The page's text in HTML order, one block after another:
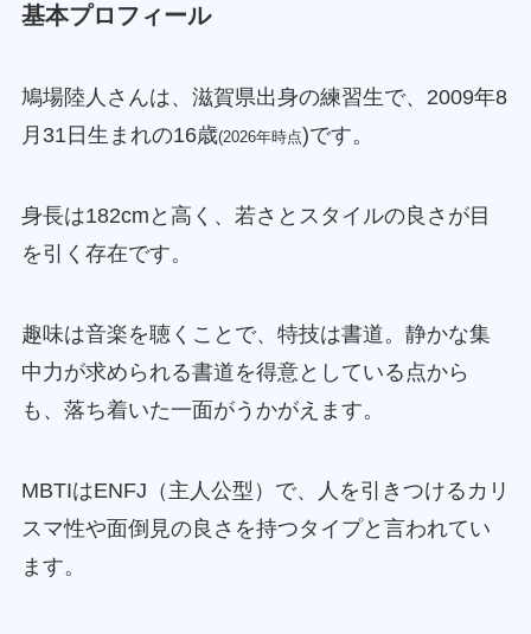
基本プロフィール
鳩場陸人さんは、滋賀県出身の練習生で、2009年8
月31日生まれの16歳(2026年時点)です。
身長は182cmと高く、若さとスタイルの良さが目
を引く存在です。
趣味は音楽を聴くことで、特技は書道。静かな集
中力が求められる書道を得意としている点から
も、落ち着いた一面がうかがえます。
MBTIはENFJ（主人公型）で、人を引きつけるカリ
スマ性や面倒見の良さを持つタイプと言われてい
ます。